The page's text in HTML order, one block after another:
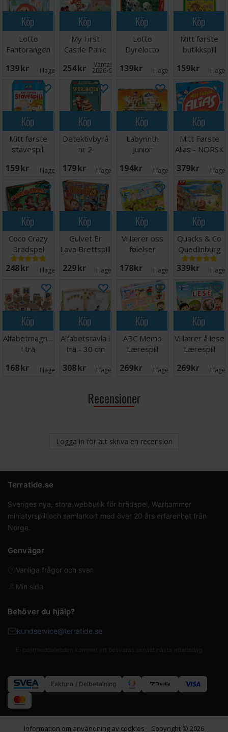
Köp
Lotto
Fantorangen
139 SEK I lager: 4
Köp
My First
Castle Panic
Brädspel
254 SEK Väntas in:
2026-09-30
Köp
Lotto
Dyrelotto
139 SEK I lager:
Köp
Mitt første
butikkspill
159 SEK I
Köp
Mitt første
stavespill
159 SEK I lager:
Köp
Detektivbyrå
nr 2
Brettspill
179 SEK I lager:
Köp
Labyrinth
Junior
194 SEK I lager: 5
Köp
Mitt Første
Alias - NORSK
379 SEK I
Köp
Coco Crazy
Brädspel
248 SEK I lager: 7
Köp
Gulvet Er
Lava Brettspill
229 SEK I lager:
Köp
Vi lærer oss
følelser
178 SEK I lager: 7
Köp
Quacks & Co
Quedlinburg
Dash
Brädspel
339 SEK I
Köp
Alfabetmagneter
i trä
168 SEK I lager: 3
Köp
Alfabetstavla i
trä - 30 cm
308 SEK I lager: 7
Köp
ABC Memo
Lærespill
269 SEK I lager: 2
Köp
Vi lærer å lese
Lærespill
269 SEK I
Recensioner
Logga in för att skriva en recension
Terratide.se
Sveriges nya, stora webbutik för brädspel, Warhammer
miniatyrspill och samlarkort med över 20 års erfarenhet från
Norge.
Genvägar
Vanliga frågor och svar
Min sida
Behöver du hjälp?
kundservice@terratide.se
Faktura / Delbetalning
Information om användning av cookies Copyright © 2026